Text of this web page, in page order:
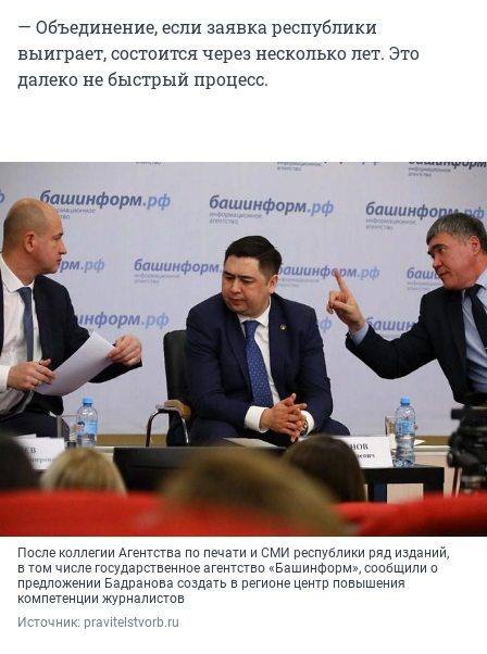
— Объединение, если заявка республики
выиграет, состоится через несколько лет. Это
далеко не быстрый процесс.
После коллегии Агентства по печати и СМИ республики ряд изданий,
в том числе государственное агентство «Башинформ», сообщили о
предложении Бадранова создать в регионе центр повышения
компетенции журналистов
Источник: pravitelstvorb.ru